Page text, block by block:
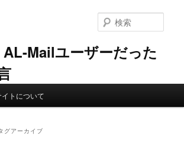
Mailユーザーだった
索
イトについて
グアーカイブ